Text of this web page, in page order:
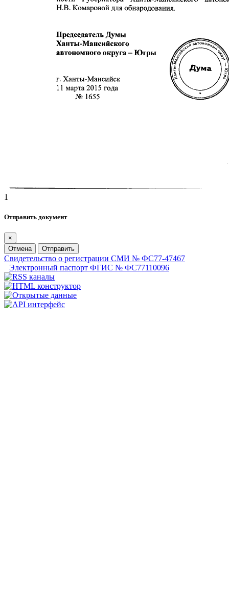
1
Отправить документ
×
Отмена
Отправить
Свидетельство о регистрации СМИ № ФС77-47467
Электронный паспорт ФГИС № ФС77110096